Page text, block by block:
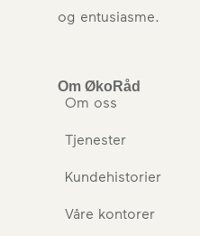
og entusiasme.
Om ØkoRåd
Om oss
Tjenester
Kundehistorier
Våre kontorer